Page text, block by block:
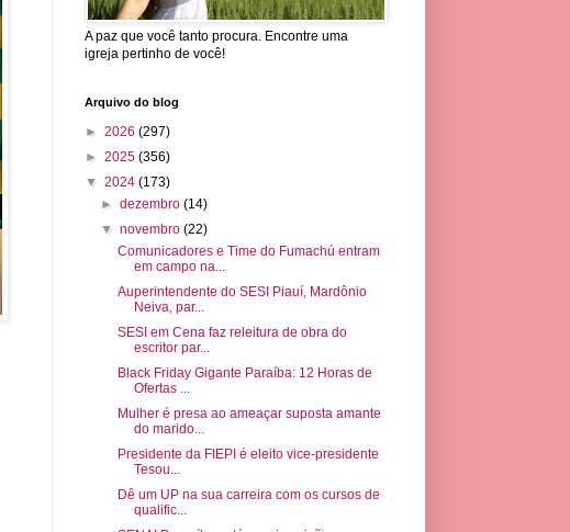
A paz que você tanto procura. Encontre uma
igreja pertinho de você!
Arquivo do blog
► 2026 (297)
► 2025 (356)
▼ 2024 (173)
►dezembro(14)
▼novembro(22)
Comunicadores e Time do Fumachú entram
em campo na...
Auperintendente do SESI Piauí, Mardônio
Neiva, par...
SESI em Cena faz releitura de obra do
escritor par...
Black Friday Gigante Paraíba: 12 Horas de
Ofertas ...
Mulher é presa ao ameaçar suposta amante
do marido...
Presidente da FIEPI é eleito vice-presidente
Tesou...
Dê um UP na sua carreira com os cursos de
qualific...